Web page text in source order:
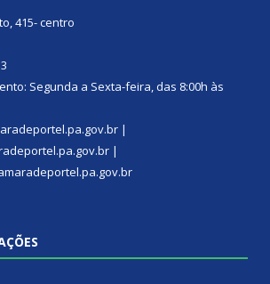
415- centro
Segunda a Sexta-feira, das 8:00h às
|
|